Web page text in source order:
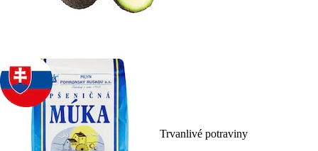
Trvanlivé potraviny